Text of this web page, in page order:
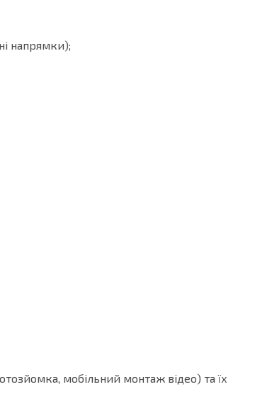
напрямки);
мобільний монтаж відео) та їх